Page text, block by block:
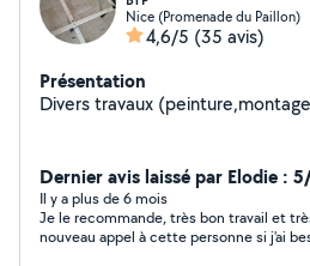
Nice (Promenade du Paillon)
4,6/5 (35 avis)
Présentation
Divers travaux
Dernier avis laissé par Elodie :
Il y a plus de 6 mois
Je le recommande, très bon travail et
nouveau appel à cette personne si j'ai